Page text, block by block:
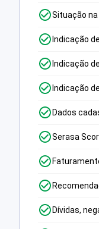
Situação na
Indicação
Indicação
Indicação
Dados
Serasa
Dívidas,